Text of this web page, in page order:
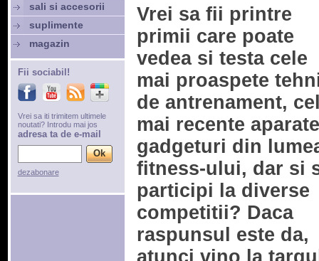
Vrei sa fii printre
primii care poate
vedea si testa cele
mai proaspete
de antrenament,
mai recente
gadgeturi din
fitness-ului, dar si
participi la diverse
competitii? Daca
raspunsul este da,
atunci vino la
sali si accesorii
suplimente
magazin
Fii sociabil!
Vrei sa iti trimitem ultimele
noutati? Introdu mai jos
adresa ta de e-mail
dezabonare